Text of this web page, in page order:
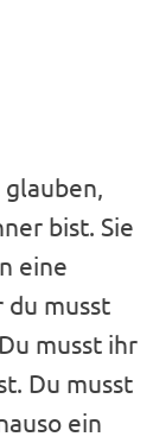
bist. Sie
eine
du musst
musst ihr
Du musst
ein